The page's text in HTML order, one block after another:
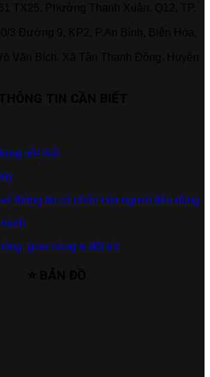
nội thất
thông tin cá nhân của người tiêu dùng
giao hàng & đổi trả